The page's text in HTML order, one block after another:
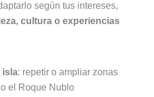
según tus intereses,
cultura o experiencias
isla: repetir o ampliar zonas
el Roque Nublo